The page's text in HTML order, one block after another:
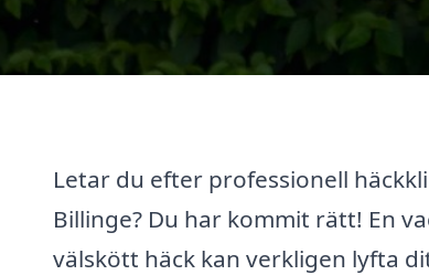
Letar du efter professionell
Billinge? Du har kommit rätt! En
välskött häck kan verkligen lyfta